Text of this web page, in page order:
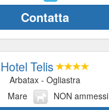
Contatta
Hotel Telis
Arbatax - Ogliastra
Mare
NON ammessi